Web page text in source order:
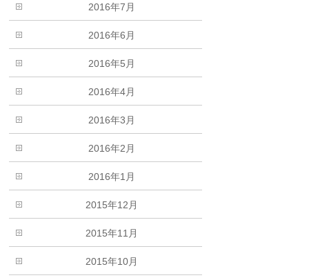
2016年7月
2016年6月
2016年5月
2016年4月
2016年3月
2016年2月
2016年1月
2015年12月
2015年11月
2015年10月